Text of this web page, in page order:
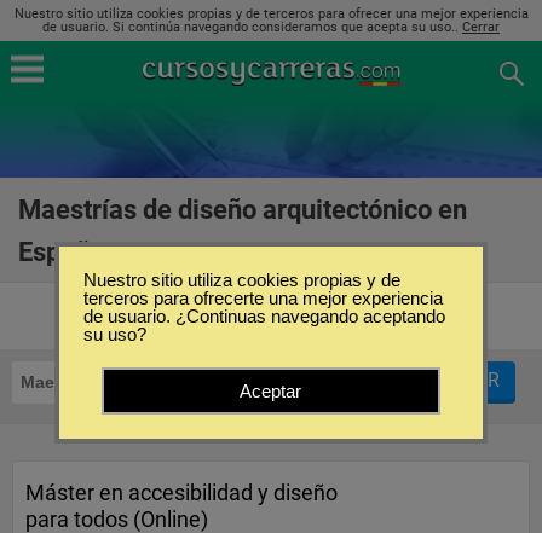
Nuestro sitio utiliza cookies propias y de terceros para ofrecer una mejor experiencia
de usuario. Si continúa navegando consideramos que acepta su uso.. Cerrar
Maestrías de diseño arquitectónico en
España
Maestrías Diseño Arquitectónico FILTRAR
Máster en accesibilidad y diseño
para todos (Online)
Nuestro sitio utiliza cookies propias y de
terceros para ofrecerte una mejor experiencia
de usuario. ¿Continuas navegando aceptando
su uso?
Aceptar